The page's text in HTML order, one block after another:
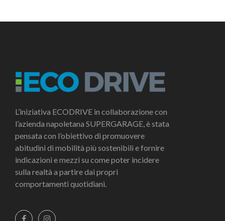
L’iniziativa ECODRIVE in collaborazione con
l’azienda napoletana SUPERGARAGE, è stata
pensata con l’obiettivo di promuovere
abitudini di mobilità più sostenibili e fornire
indicazioni e mezzi su come poter incidere
sulla realtà a partire dai propri
comportamenti quotidiani.